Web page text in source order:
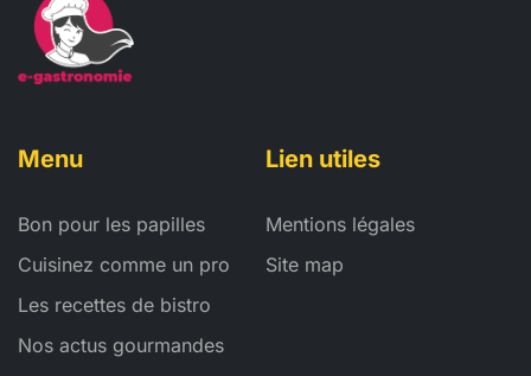
Menu
Bon pour les papilles
Cuisinez comme un pro
Les recettes de bistro
Nos actus gourmandes
Lien utiles
Mentions légales
Site map